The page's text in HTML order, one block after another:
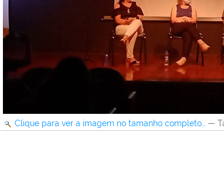
Clique para ver a imagem no tamanho completo… —